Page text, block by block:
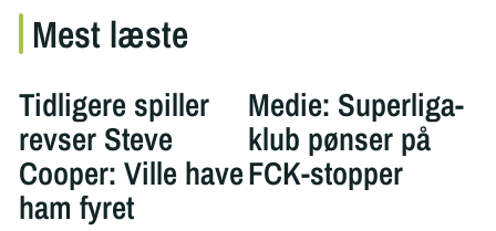
Mest læste
Tidligere spiller
revser Steve
Cooper: Ville have
ham fyret
Medie: Superliga-
klub pønser på
FCK-stopper